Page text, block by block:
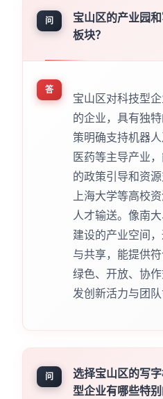
问
宝山区的产业园
板块？
答
宝山区对科技型
的企业，具有独
策明确支持机器
医药等主导产业
的政策引导和资
上海大学等高校
人才输送。像南
建设的产业空间
与共享，能提供
绿色、开放、协
发创新活力与团队
问
选择宝山区的写
型企业有哪些特别